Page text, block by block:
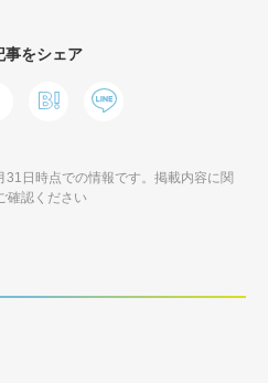
事をシェア
日時点での情報です。掲載内容に関
確認ください